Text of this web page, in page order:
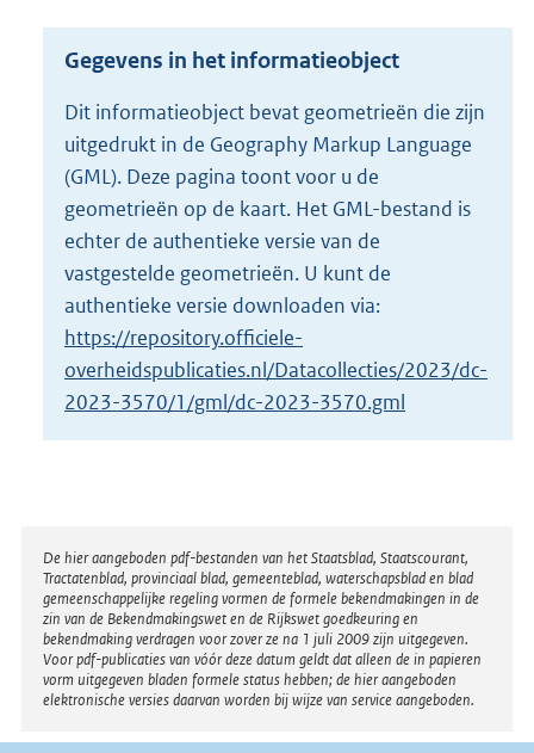
s
r
o
t
t
e
9
1
K
Gegevens in het informatieobject
Dit informatieobject bevat geometrieën die zijn
uitgedrukt in de Geography Markup Language
(GML). Deze pagina toont voor u de
geometrieën op de kaart. Het GML-bestand is
echter de authentieke versie van de
vastgestelde geometrieën. U kunt de
authentieke versie downloaden via:
https://repository.officiele-
overheidspublicaties.nl/Datacollecties/2023/dc-
2023-3570/1/gml/dc-2023-3570.gml
Disclaimer
De hier aangeboden pdf-bestanden van het Staatsblad, Staatscourant,
Tractatenblad, provinciaal blad, gemeenteblad, waterschapsblad en blad
gemeenschappelijke regeling vormen de formele bekendmakingen in de
zin van de Bekendmakingswet en de Rijkswet goedkeuring en
bekendmaking verdragen voor zover ze na 1 juli 2009 zijn uitgegeven.
Voor pdf-publicaties van vóór deze datum geldt dat alleen de in papieren
vorm uitgegeven bladen formele status hebben; de hier aangeboden
elektronische versies daarvan worden bij wijze van service aangeboden.